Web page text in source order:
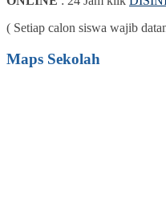
( Setiap calon siswa wajib
Maps Sekolah